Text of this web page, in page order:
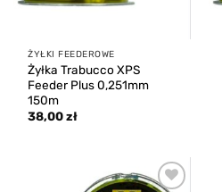
ŻYŁKI FEEDEROWE
Żyłka Trabucco XPS
Feeder Plus 0,251mm
150m
38,00zł